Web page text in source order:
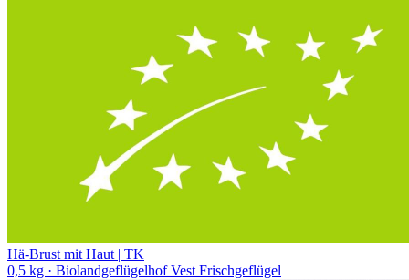
Hä-Brust mit Haut | TK
0,5 kg · Biolandgeflügelhof Vest Frischgeflügel